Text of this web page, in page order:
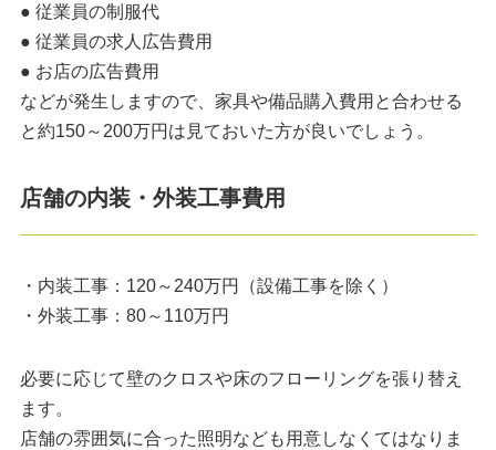
● 従業員の制服代
● 従業員の求人広告費用
● お店の広告費用
などが発生しますので、家具や備品購入費用と合わせる
と約150～200万円は見ておいた方が良いでしょう。
店舗の内装・外装工事費用
・内装工事：120～240万円（設備工事を除く）
・外装工事：80～110万円
必要に応じて壁のクロスや床のフローリングを張り替え
ます。
店舗の雰囲気に合った照明なども用意しなくてはなりま